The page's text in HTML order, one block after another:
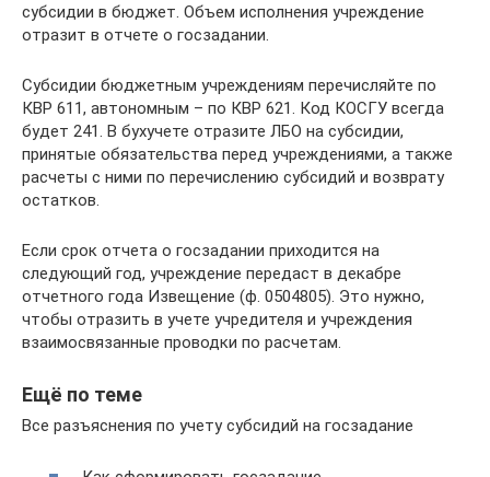
субсидии в бюджет. Объем исполнения учреждение
отразит в отчете о госзадании.
Субсидии бюджетным учреждениям перечисляйте по
КВР 611, автономным – по КВР 621. Код КОСГУ всегда
будет 241. В бухучете отразите ЛБО на субсидии,
принятые обязательства перед учреждениями, а также
расчеты с ними по перечислению субсидий и возврату
остатков.
Если срок отчета о госзадании приходится на
следующий год, учреждение передаст в декабре
отчетного года Извещение (ф. 0504805). Это нужно,
чтобы отразить в учете учредителя и учреждения
взаимосвязанные проводки по расчетам.
Ещё по теме
Все разъяснения по учету субсидий на госзадание